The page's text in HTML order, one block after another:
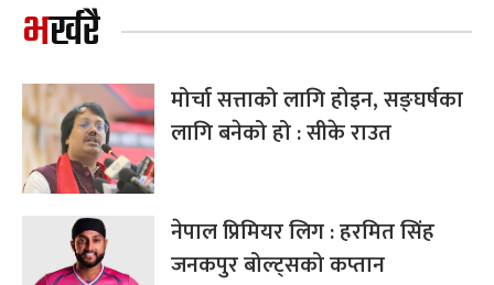
भर्खरै
मोर्चा सत्ताको लागि होइन, सङ्घर्षका
लागि बनेको हो : सीके राउत
नेपाल प्रिमियर लिग : हरमित सिंह
जनकपुर बोल्ट्सको कप्तान